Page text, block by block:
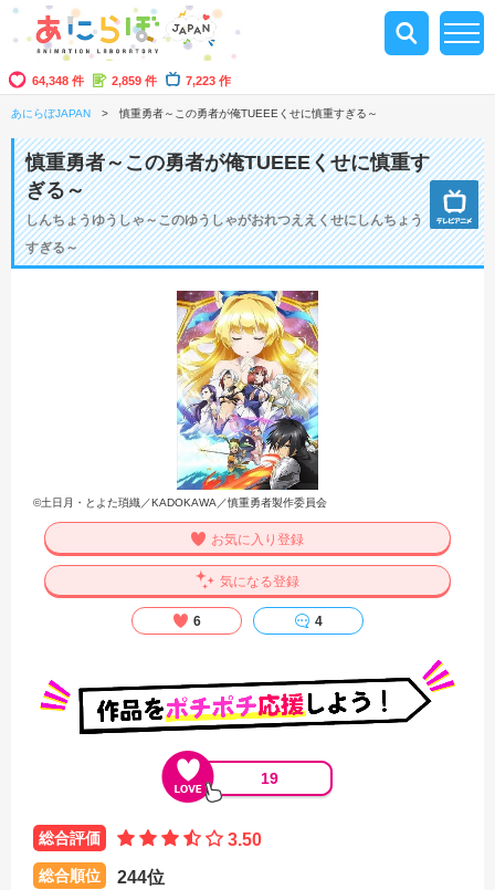
64,348 件 2,859 件 7,223 作
あにらぼJAPAN 慎重勇者～この勇者が俺TUEEEくせに慎重すぎる～
慎重勇者～この勇者が俺TUEEEくせに慎重す
ぎる～
しんちょうゆうしゃ～このゆうしゃがおれつええくせにしんちょう
すぎる～
©土日月・とよた瑣織／KADOKAWA／慎重勇者製作委員会
お気に入り登録
気になる登録
6 4
19
総合評価 3.50
総合順位 244位